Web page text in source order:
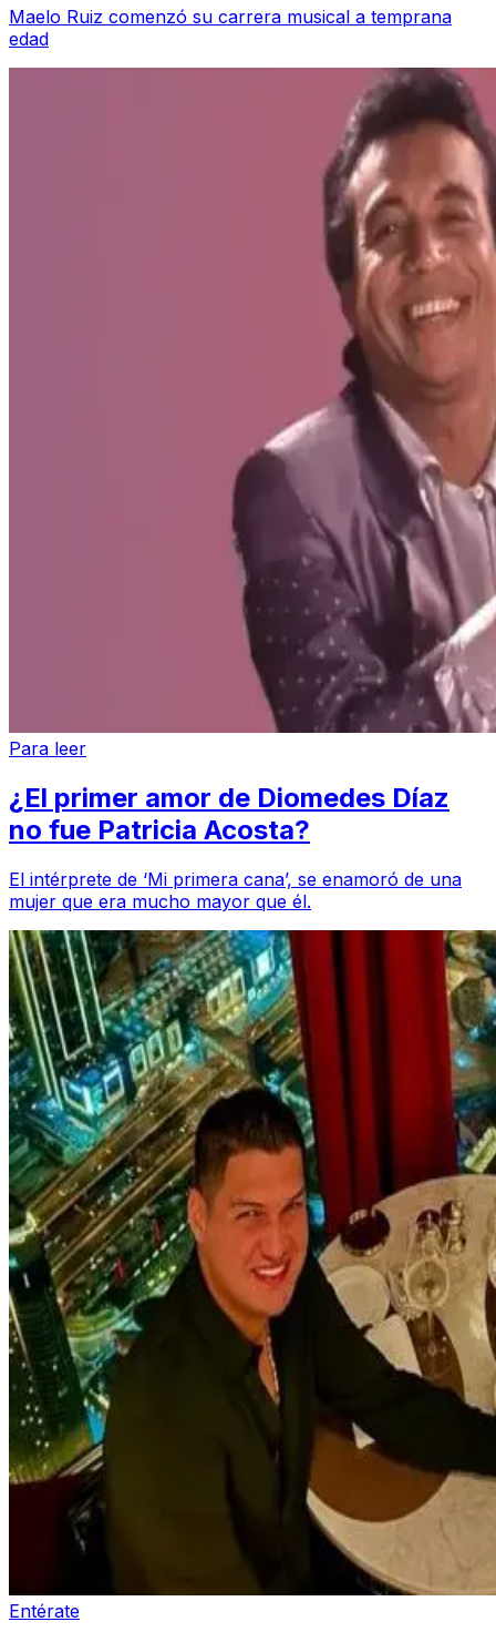
Maelo Ruiz comenzó su carrera musical a temprana
edad
Para leer
¿El primer amor de Diomedes Díaz
no fue Patricia Acosta?
El intérprete de ‘Mi primera cana’, se enamoró de una
mujer que era mucho mayor que él.
Entérate